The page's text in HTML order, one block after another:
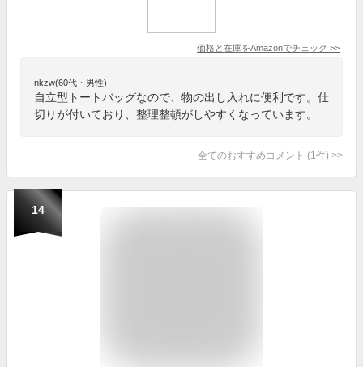
価格と在庫をAmazonでチェック >>
nkzw(60代・男性)
自立型トートバッグなので、物の出し入れに便利です。仕
切りが付いており、整理整頓がしやすくなっています。
全てのおすすめコメント (1 件) >
14